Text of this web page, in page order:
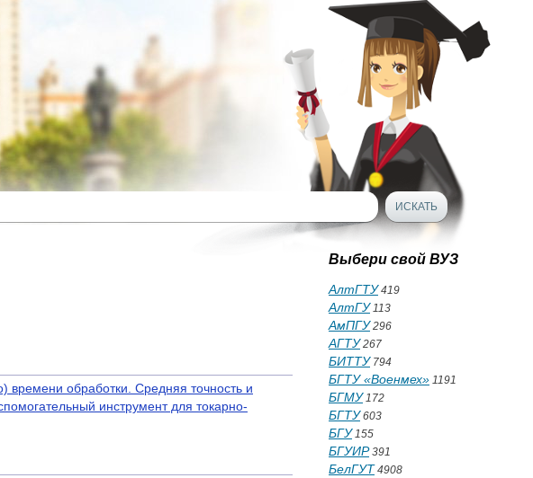
обработки. Средняя точность и
инструмент для токарно-
Выбери свой ВУЗ
АлтГТУ419
АлтГУ113
АмПГУ296
АГТУ267
БИТТУ794
БГТУ «Военмех» 1191
БГМУ172
БГТУ603
БГУ155
БГУИР391
БелГУТ 4908